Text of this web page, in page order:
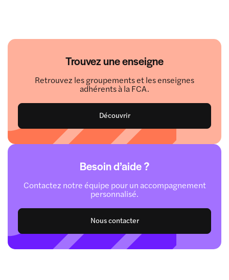
Trouvez une enseigne
Retrouvez les groupements et les enseignes
adhérents à la FCA.
Découvrir
Besoin d’aide ?
Contactez notre équipe pour un accompagnement
personnalisé.
Nous contacter